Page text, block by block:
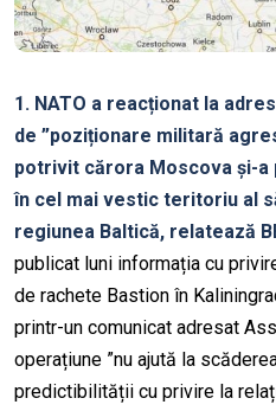
1. NATO a reacționat la
de ”poziționare militară
potrivit cărora Moscova și-a
în cel mai vestic teritoriu al
regiunea Baltică, relatează
publicat luni informația cu
de rachete Bastion în
printr-un comunicat adresat
operațiune ”nu ajută la
predictibilității cu privire la